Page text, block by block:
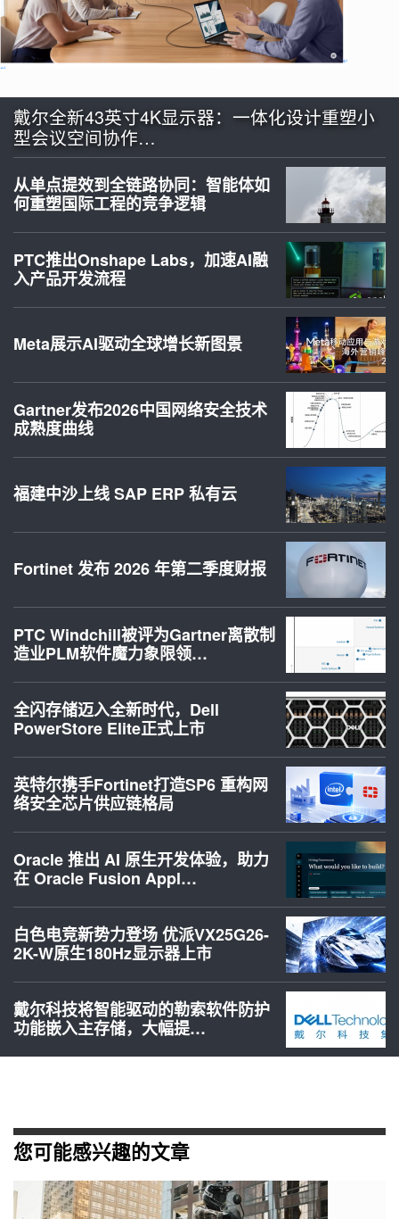
戴尔全新43英寸4K显示器：一体化设计重塑小
型会议空间协作…
从单点提效到全链路协同：智能体如
何重塑国际工程的竞争逻辑
PTC推出Onshape Labs，加速AI融
入产品开发流程
Meta展示AI驱动全球增长新图景
Gartner发布2026中国网络安全技术
成熟度曲线
福建中沙上线 SAP ERP 私有云
Fortinet 发布 2026 年第二季度财报
PTC Windchill被评为Gartner离散制
造业PLM软件魔力象限领…
全闪存储迈入全新时代，Dell
PowerStore Elite正式上市
英特尔携手Fortinet打造SP6 重构网
络安全芯片供应链格局
Oracle 推出 AI 原生开发体验，助力
在 Oracle Fusion Appl…
白色电竞新势力登场 优派VX25G26-
2K-W原生180Hz显示器上市
戴尔科技将智能驱动的勒索软件防护
功能嵌入主存储，大幅提…
您可能感兴趣的文章